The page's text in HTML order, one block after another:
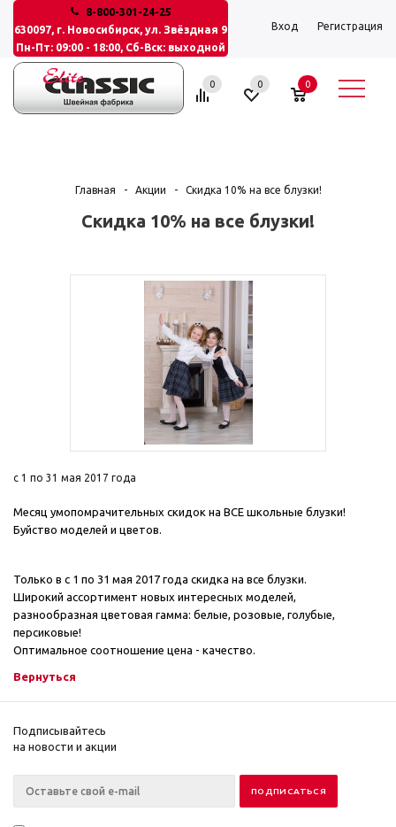
8-800-301-24-25
630097, г. Новосибирск, ул. Звёздная 9
Пн-Пт: 09:00 - 18:00, Сб-Вск: выходной
Вход Регистрация
0 0 0
Главная - Акции - Скидка 10% на все блузки!
Скидка 10% на все блузки!
с 1 по 31 мая 2017 года
Месяц умопомрачительных скидок на ВСЕ школьные блузки!
Буйство моделей и цветов.
Только в с 1 по 31 мая 2017 года скидка на все блузки.
Широкий ассортимент новых интересных моделей,
разнообразная цветовая гамма: белые, розовые, голубые,
персиковые!
Оптимальное соотношение цена - качество.
Вернуться
Подписывайтесь
на новости и акции